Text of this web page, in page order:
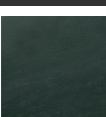
「目星をつ
「目星をつ
「目星をつ